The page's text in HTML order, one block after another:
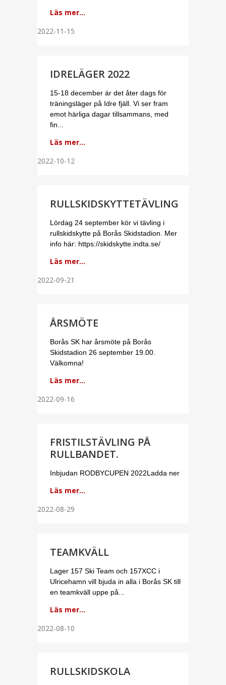
Läs mer...
2022-11-15
IDRELÄGER 2022
15-18 december är det åter dags för
träningsläger på Idre fjäll. Vi ser fram
emot härliga dagar tillsammans, med
fin...
Läs mer...
2022-10-12
RULLSKIDSKYTTETÄVLING
Lördag 24 september kör vi tävling i
rullskidskytte på Borås Skidstadion. Mer
info här: https://skidskytte.indta.se/
Läs mer...
2022-09-21
ÅRSMÖTE
Borås SK har årsmöte på Borås
Skidstadion 26 september 19.00.
Välkomna!
Läs mer...
2022-09-16
FRISTILSTÄVLING PÅ
RULLBANDET.
Inbjudan RODBYCUPEN 2022Ladda ner
Läs mer...
2022-08-29
TEAMKVÄLL
Lager 157 Ski Team och 157XCC i
Ulricehamn vill bjuda in alla i Borås SK till
en teamkväll uppe på...
Läs mer...
2022-08-10
RULLSKIDSKOLA